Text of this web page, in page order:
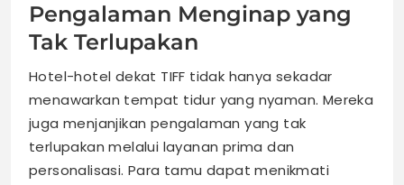
Pengalaman Menginap yang
Tak Terlupakan
Hotel-hotel dekat TIFF tidak hanya sekadar
menawarkan tempat tidur yang nyaman. Mereka
juga menjanjikan pengalaman yang tak
terlupakan melalui layanan prima dan
personalisasi. Para tamu dapat menikmati